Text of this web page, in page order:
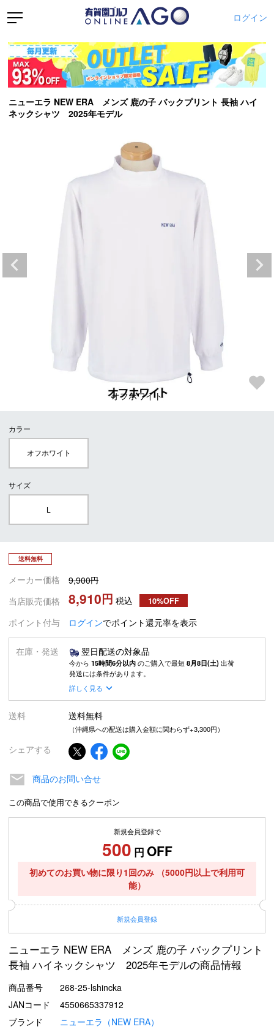
ログイン
ニューエラ NEW ERA メンズ 鹿の子 バックプリント 長袖 ハイ
ネックシャツ 2025年モデル
オフホワイト
カラー
オフホワイト
サイズ
L
送料無料
メーカー価格
9,900
当店販売価格
8,910 税込 10%OFF
ポイント付与 ログインでポイント還元率を表示
在庫・発送 翌日配送の対象品
今から 15時間6分以内のご購入で最短8月8日(土)出荷
発送には条件があります。
詳しく見る
送料 送料無料
（沖縄県への配送は購入金額に関わらず+3,300円）
シェアする
商品のお問い合せ
この商品で使用できるクーポン
新規会員登録で
500 円 OFF
初めてのお買い物に限り1回のみ
（5000円以上で利用可
能）
新規会員登録
ニューエラ NEW ERA メンズ 鹿の子 バックプリント
長袖 ハイネックシャツ 2025年モデルの商品情報
商品番号
268-25-lshincka
JANコード
4550665337912
ブランド
ニューエラ（NEW ERA）